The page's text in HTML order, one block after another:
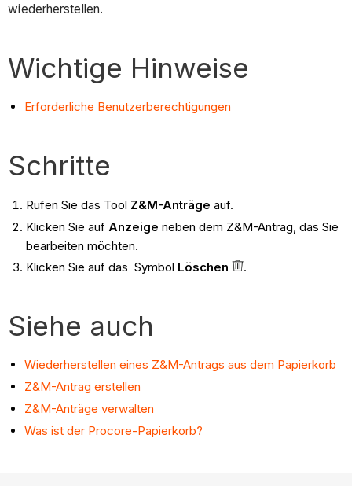
wiederherstellen.
Wichtige Hinweise
Erforderliche Benutzerberechtigungen
Schritte
Rufen Sie das Tool Z&M-Anträge auf.
Klicken Sie auf Anzeige neben dem Z&M-Antrag, das Sie
bearbeiten möchten.
Klicken Sie auf das Symbol Löschen .
Siehe auch
Wiederherstellen eines Z&M-Antrags aus dem Papierkorb
Z&M-Antrag erstellen
Z&M-Anträge verwalten
Was ist der Procore-Papierkorb?